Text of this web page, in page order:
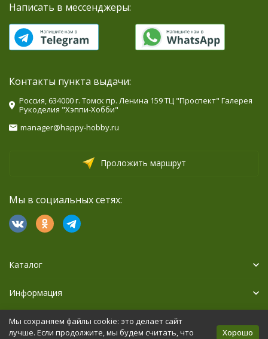
Написать в мессенджеры:
Контакты пункта выдачи:
Россия, 634000 г. Томск пр. Ленина 159 ТЦ "Проспект" Галерея
Рукоделия "Хэппи-Хобби"
manager@happy-hobby.ru
Проложить маршрут
Мы в социальных сетях:
Каталог
Информация
Дополнительно
Мы сохраняем файлы cookie: это делает сайт
лучше. Если продолжите, мы будем считать, что
Хорошо